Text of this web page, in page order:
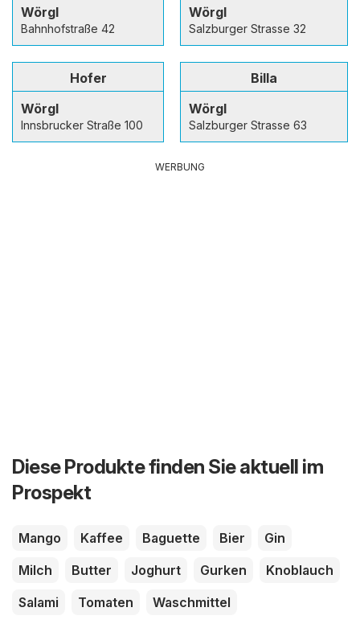
Wörgl
Bahnhofstraße 42
Wörgl
Salzburger Strasse 32
Hofer
Wörgl
Innsbrucker Straße 100
Billa
Wörgl
Salzburger Strasse 63
WERBUNG
Diese Produkte finden Sie aktuell im
Prospekt
Mango Kaffee Baguette Bier
Gin
Milch
Butter Joghurt Gurken
Knoblauch
Salami
Tomaten Waschmittel